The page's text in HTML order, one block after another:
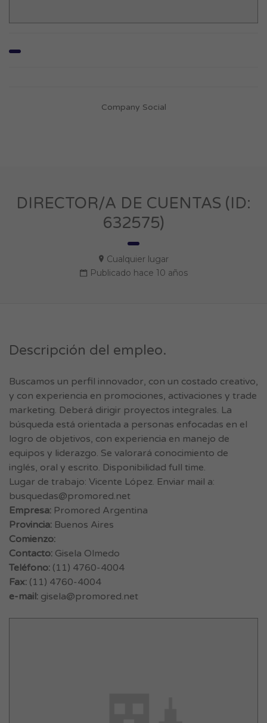
Company Social
DIRECTOR/A DE CUENTAS (ID:
632575)
Cualquier lugar
Publicado hace 10 años
Descripción del empleo.
Buscamos un perfil innovador, con un costado creativo,
y con experiencia en promociones, activaciones y trade
marketing. Deberá dirigir proyectos integrales. La
búsqueda está orientada a personas enfocadas en el
logro de objetivos, con experiencia en manejo de
equipos y liderazgo. Se valorará conocimiento de
inglés, oral y escrito. Disponibilidad full time.
Lugar de trabajo: Vicente López. Enviar mail a:
busquedas@promored.net
Empresa: Promored Argentina
Provincia: Buenos Aires
Comienzo:
Contacto: Gisela Olmedo
Teléfono: (11) 4760-4004
Fax: (11) 4760-4004
e-mail: gisela@promored.net